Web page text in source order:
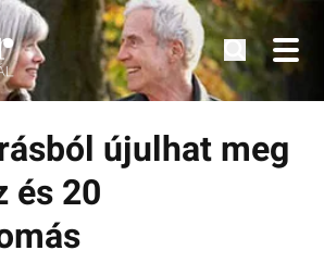
idősek számára.
újulhat meg
és 20